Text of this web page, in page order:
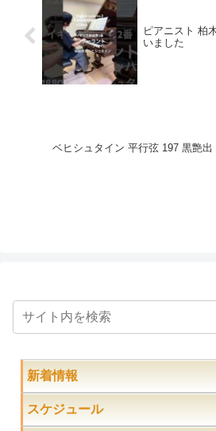
ピアニスト 柏
いました
ベヒシュタイン 平行弦 197 黒艶出
新着情報
スケジュール